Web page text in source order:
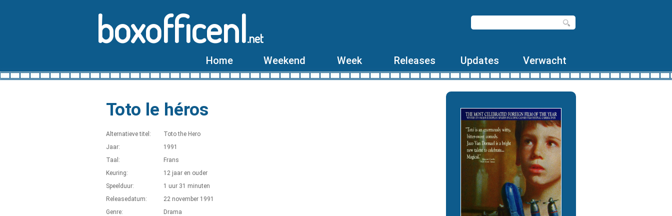
boxofficenl.net
Home Weekend Week Releases Updates Verwacht
Toto le héros
Alternatieve titel:
Toto the Hero
Jaar:
1991
Taal:
Frans
Keuring:
12 jaar en ouder
Speelduur:
1 uur 31 minuten
Releasedatum:
22 november 1991
Genre:
Drama